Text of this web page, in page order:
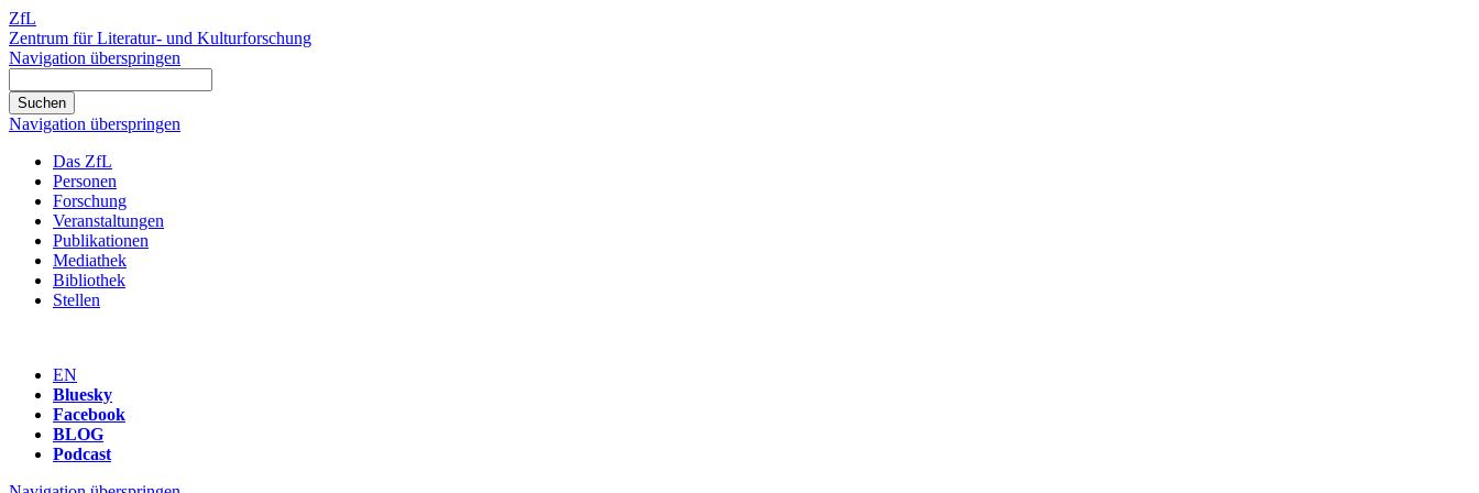
ZfL
Zentrum für Literatur- und Kulturforschung
Navigation überspringen
Navigation überspringen
Das ZfL
Personen
Forschung
Veranstaltungen
Publikationen
Mediathek
Bibliothek
Stellen
EN
Bluesky
Facebook
BLOG
Podcast